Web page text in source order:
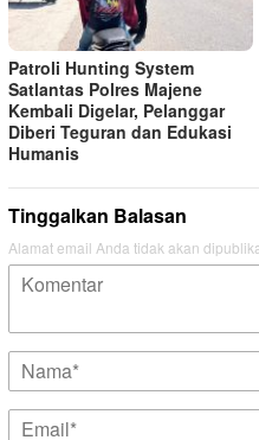
Patroli Hunting System
Satlantas Polres Majene
Kembali Digelar, Pelanggar
Diberi Teguran dan Edukasi
Humanis
Tinggalkan Balasan
Alamat email Anda tidak akan